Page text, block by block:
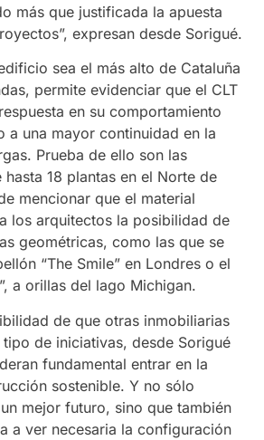
más que justificada la apuesta
expresan desde Sorigué.
sea el más alto de Cataluña
permite evidenciar que el CLT
en su comportamiento
a una mayor continuidad en la
Prueba de ello son las
18 plantas en el Norte de
mencionar que el material
los arquitectos la posibilidad de
geométricas, como las que se
“The Smile” en Londres o el
a orillas del lago Michigan.
de que otras inmobiliarias
de iniciativas, desde Sorigué
fundamental entrar en la
sostenible. Y no sólo
mejor futuro, sino que también
a ver necesaria la configuración